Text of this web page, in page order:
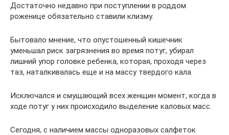
Достаточно недавно при поступлении в роддом
роженице обязательно ставили клизму.
Бытовало мнение, что опустошенный кишечник
уменьшал риск загрязнения во время потуг, убирал
лишний упор головке ребенка, которая, проходя через
таз, наталкивалась еще и на массу твердого кала.
Исключался и смущающий всех женщин момент, когда в
ходе потуг у них происходило выделение каловых масс.
Сегодня, с наличием массы одноразовых салфеток